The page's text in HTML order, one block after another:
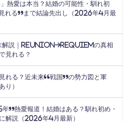
熱愛は本当？結婚の可能性・馴れ初
れる”まで結論先出し（2026年4月最
解説｜Reunion→Requiemの真相
見れる？
れる？近未来“戦国”の勢力図と軍
り）
”熱愛報道！結婚はある？馴れ初め・
解説（2026年4月最新）